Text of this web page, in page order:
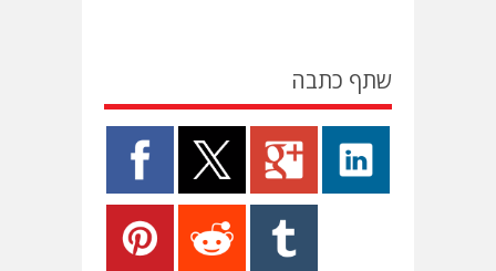
שתף כתבה